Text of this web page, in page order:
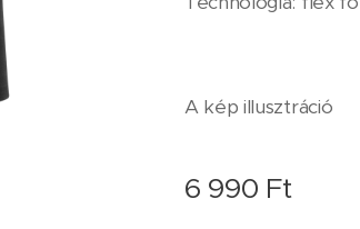
A kép illusztráció
6 990 Ft